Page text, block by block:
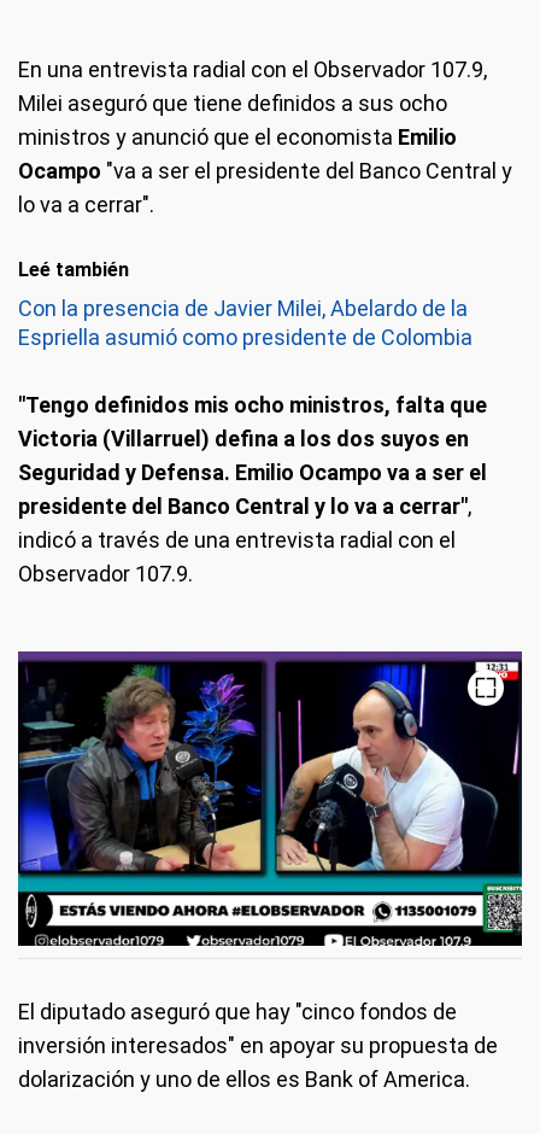
En una entrevista radial con el Observador 107.9,
Milei aseguró que tiene definidos a sus ocho
ministros y anunció que el economista Emilio
Ocampo "va a ser el presidente del Banco Central y
lo va a cerrar".
Leé también
Con la presencia de Javier Milei, Abelardo de la
Espriella asumió como presidente de Colombia
"Tengo definidos mis ocho ministros, falta que
Victoria (Villarruel) defina a los dos suyos en
Seguridad y Defensa. Emilio Ocampo va a ser el
presidente del Banco Central y lo va a cerrar",
indicó a través de una entrevista radial con el
Observador 107.9.
El diputado aseguró que hay "cinco fondos de
inversión interesados" en apoyar su propuesta de
dolarización y uno de ellos es Bank of America.